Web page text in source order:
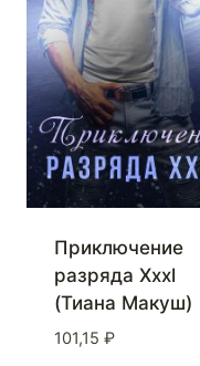
Приключение
разряда Xxxl
(Тиана Макуш)
101,15 ₽